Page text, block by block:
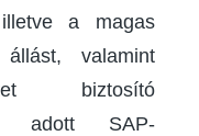
illetve a magas
valamint
biztosító
adott SAP-